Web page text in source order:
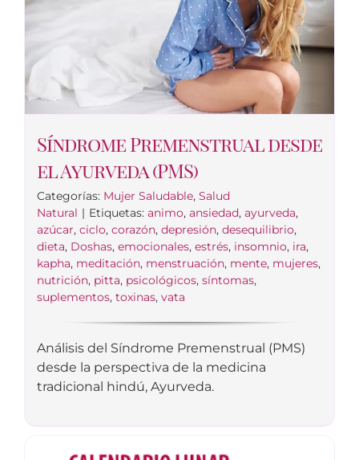
Síndrome Premenstrual desde
el Ayurveda (PMS)
Categorías: Mujer Saludable, Salud
Natural | Etiquetas: animo, ansiedad, ayurveda,
azúcar, ciclo, corazón, depresión, desequilibrio,
dieta, Doshas, emocionales, estrés, insomnio, ira,
kapha, meditación, menstruación, mente, mujeres,
nutrición, pitta, psicológicos, síntomas,
suplementos, toxinas, vata
Análisis del Síndrome Premenstrual (PMS)
desde la perspectiva de la medicina
tradicional hindú, Ayurveda.